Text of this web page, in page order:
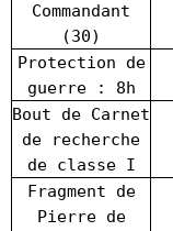
Commandant
(30)
Protection de
guerre : 8h
Bout de Carnet
de recherche
de classe I
Fragment de
Pierre de